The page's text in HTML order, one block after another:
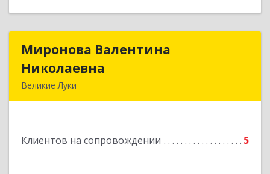
Миронова Валентина
Николаевна
Великие Луки
Клиентов на сопровождении 5
Миронова Валентина